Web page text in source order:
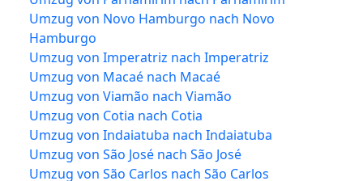
Umzug von Novo Hamburgo nach Novo
Hamburgo
Umzug von Imperatriz nach Imperatriz
Umzug von Macaé nach Macaé
Umzug von Viamão nach Viamão
Umzug von Cotia nach Cotia
Umzug von Indaiatuba nach Indaiatuba
Umzug von São José nach São José
Umzug von São Carlos nach São Carlos